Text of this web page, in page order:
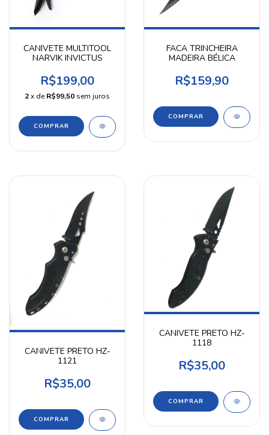
CANIVETE MULTITOOL
NARVIK INVICTUS
R$199,00
2x deR$99,50 sem juros
FACA TRINCHEIRA
MADEIRA BÉLICA
R$159,90
CANIVETE PRETO HZ-
1121
R$35,00
CANIVETE PRETO HZ-
1118
R$35,00